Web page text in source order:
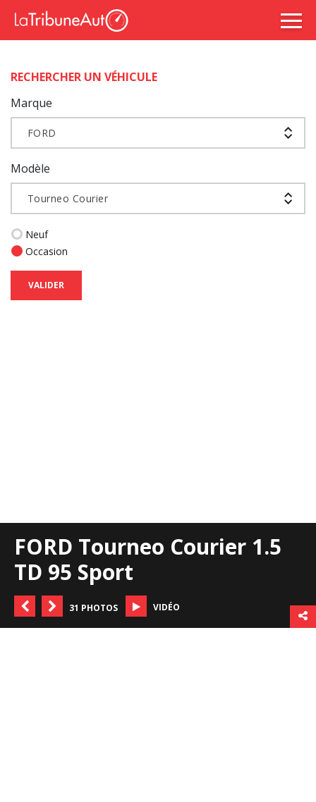
RECHERCHER UN VÉHICULE
Marque
FORD
Modèle
Tourneo Courier
Neuf
Occasion
VALIDER
FORD Tourneo Courier 1.5
TD 95 Sport
31 PHOTOS VIDÉO